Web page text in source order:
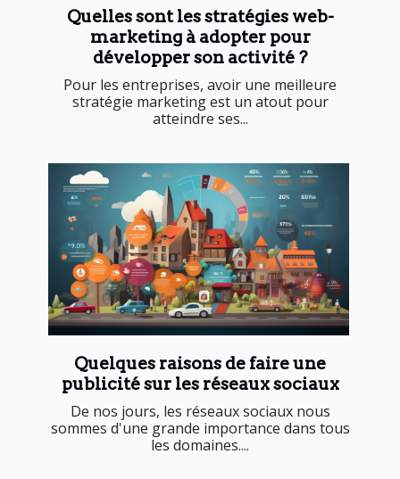
Quelles sont les stratégies web-
marketing à adopter pour
développer son activité ?
Pour les entreprises, avoir une meilleure
stratégie marketing est un atout pour
atteindre ses...
Quelques raisons de faire une
publicité sur les réseaux sociaux
De nos jours, les réseaux sociaux nous
sommes d'une grande importance dans tous
les domaines....